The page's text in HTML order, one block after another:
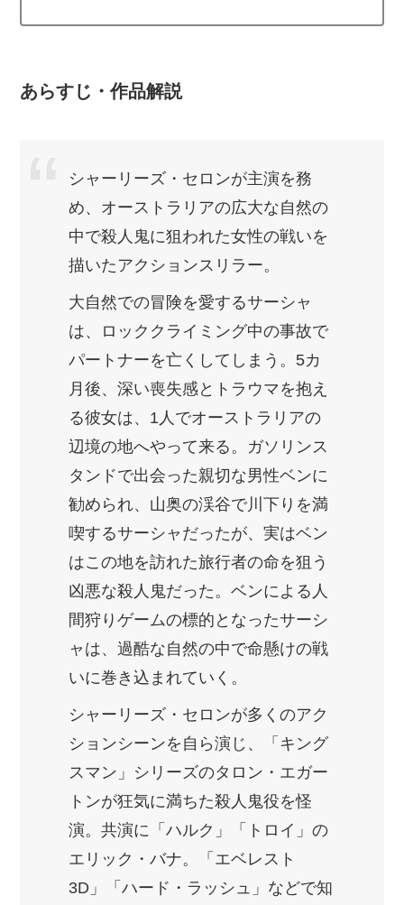
あらすじ・作品解説
シャーリーズ・セロンが主演を務
め、オーストラリアの広大な自然の
中で殺人鬼に狙われた女性の戦いを
描いたアクションスリラー。
大自然での冒険を愛するサーシャ
は、ロッククライミング中の事故で
パートナーを亡くしてしまう。5カ
月後、深い喪失感とトラウマを抱え
る彼女は、1人でオーストラリアの
辺境の地へやって来る。ガソリンス
タンドで出会った親切な男性ベンに
勧められ、山奥の渓谷で川下りを満
喫するサーシャだったが、実はベン
はこの地を訪れた旅行者の命を狙う
凶悪な殺人鬼だった。ベンによる人
間狩りゲームの標的となったサーシ
ャは、過酷な自然の中で命懸けの戦
いに巻き込まれていく。
シャーリーズ・セロンが多くのアク
ションシーンを自ら演じ、「キング
スマン」シリーズのタロン・エガー
トンが狂気に満ちた殺人鬼役を怪
演。共演に「ハルク」「トロイ」の
エリック・バナ。「エベレスト
3D」「ハード・ラッシュ」などで知